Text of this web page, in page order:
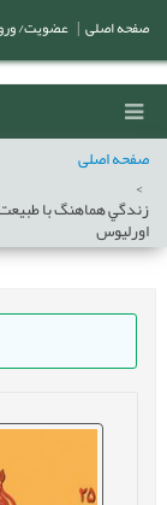
صفحه اصلی
زندگي هماهنگ با
اورليوس
صفحه اصلی عضویت/